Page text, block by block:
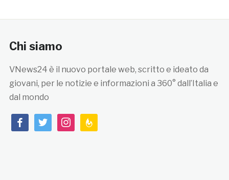
Chi siamo
VNews24 è il nuovo portale web, scritto e ideato da
giovani, per le notizie e informazioni a 360° dall’Italia e
dal mondo
facebooktwitterinstagramfeedburner